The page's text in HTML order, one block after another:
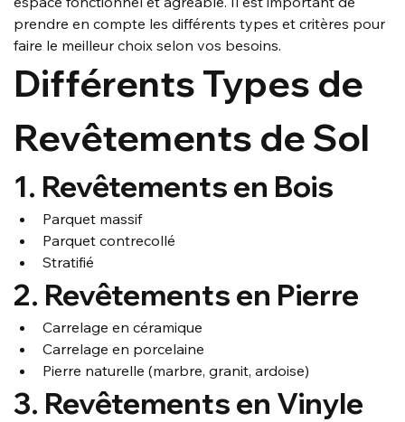
prendre en compte les différents types et critères pour
faire le meilleur choix selon vos besoins.
Différents Types de
Revêtements de Sol
1. Revêtements en Bois
Parquet massif
Parquet contrecollé
Stratifié
2. Revêtements en Pierre
Carrelage en céramique
Carrelage en porcelaine
Pierre naturelle (marbre, granit, ardoise)
3. Revêtements en Vinyle